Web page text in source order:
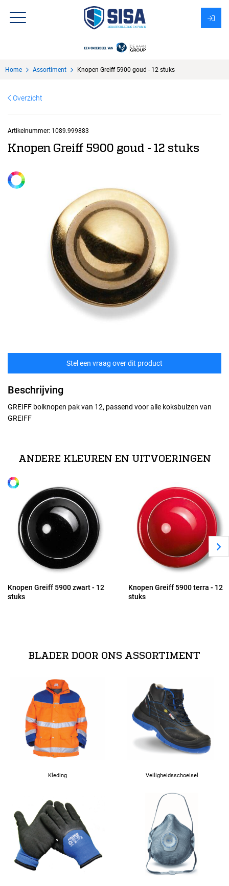
Over Sisa
KMS
Uitzendbureau?
Home Assortiment Knopen Greiff 5900 goud - 12 stuks
Overzicht
Artikelnummer: 1089.999883
Knopen Greiff 5900 goud - 12 stuks
Stel een vraag over dit product
Beschrijving
GREIFF bolknopen pak van 12, passend voor alle koksbuizen van
GREIFF
ANDERE KLEUREN EN UITVOERINGEN
Knopen Greiff 5900 zwart - 12
stuks
Knopen Greiff 5900 terra - 12
stuks
BLADER DOOR ONS ASSORTIMENT
Kleding Veiligheidsschoeisel